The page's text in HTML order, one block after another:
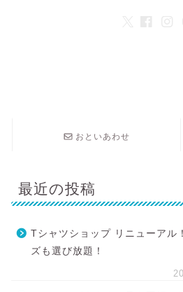
おといあわせ
最近の投稿
Tシャツショップ リニューアル
ズも選び放題！